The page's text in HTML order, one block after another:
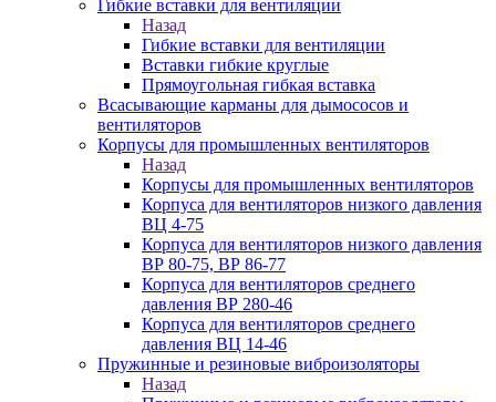
Гибкие вставки для вентиляции
Назад
Гибкие вставки для вентиляции
Вставки гибкие круглые
Прямоугольная гибкая вставка
Всасывающие карманы для дымососов и
вентиляторов
Корпусы для промышленных вентиляторов
Назад
Корпусы для промышленных вентиляторов
Корпуса для вентиляторов низкого давления
ВЦ 4-75
Корпуса для вентиляторов низкого давления
ВР 80-75, ВР 86-77
Корпуса для вентиляторов среднего
давления ВР 280-46
Корпуса для вентиляторов среднего
давления ВЦ 14-46
Пружинные и резиновые виброизоляторы
Назад